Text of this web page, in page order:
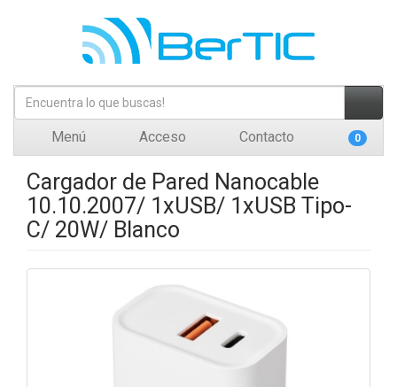
Menú Acceso Contacto 0
Cargador de Pared Nanocable
10.10.2007/ 1xUSB/ 1xUSB Tipo-
C/ 20W/ Blanco